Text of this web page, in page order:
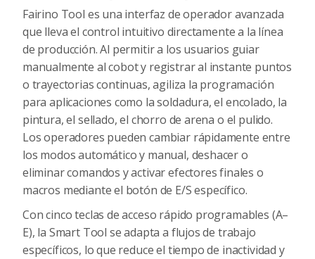
Fairino Tool es una interfaz de operador avanzada
que lleva el control intuitivo directamente a la línea
de producción. Al permitir a los usuarios guiar
manualmente al cobot y registrar al instante puntos
o trayectorias continuas, agiliza la programación
para aplicaciones como la soldadura, el encolado, la
pintura, el sellado, el chorro de arena o el pulido.
Los operadores pueden cambiar rápidamente entre
los modos automático y manual, deshacer o
eliminar comandos y activar efectores finales o
macros mediante el botón de E/S específico.
Con cinco teclas de acceso rápido programables (A–
E), la Smart Tool se adapta a flujos de trabajo
específicos, lo que reduce el tiempo de inactividad y